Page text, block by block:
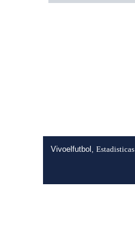
Vivoelfutbol,Estadisticas